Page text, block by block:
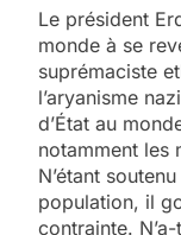
Le président
monde à se
suprémaciste
l’aryanisme
d’État au
notamment les
N’étant
population, il
contrainte.